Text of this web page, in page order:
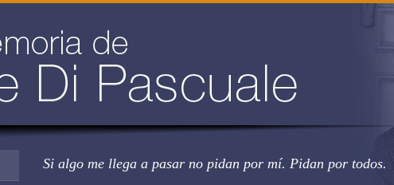
Si algo me llega a pasar no pidan por mí. Pidan por todos.